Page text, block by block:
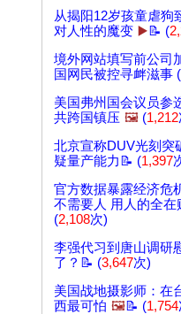
从揭阳12岁孩童虐狗
对人性的魔变 ▶️📝 (
境外网站填写前公司
国网民被控寻衅滋事 (
美国弗州国会议员参
共跨国镇压 🖼️ (1,212
北京宣称DUV光刻
疑量产能力📝 (1,397
官方数据暴露经济危
不需要人 用人的全在
(2,108次)
李强代习到唐山调研
了？📝 (3,647次)
美国战地摄影师：在
西最可怕 🖼️📝 (1,754